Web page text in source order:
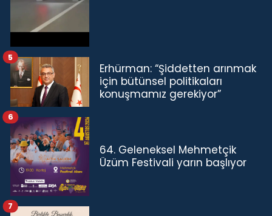
Erhürman: “Şiddetten arınmak
için bütünsel politikaları
konuşmamız gerekiyor”
5
64. Geleneksel Mehmetçik
Üzüm Festivali yarın başlıyor
6
7